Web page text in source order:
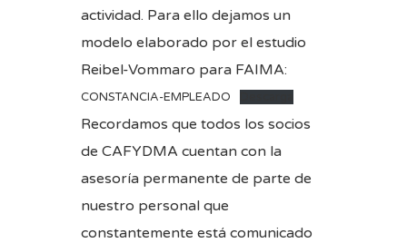
actividad. Para ello dejamos un
modelo elaborado por el estudio
Reibel-Vommaro para FAIMA:
CONSTANCIA-EMPLEADO
Recordamos que todos los socios
de CAFYDMA cuentan con la
asesoría permanente de parte de
nuestro personal que
constantemente está comunicado